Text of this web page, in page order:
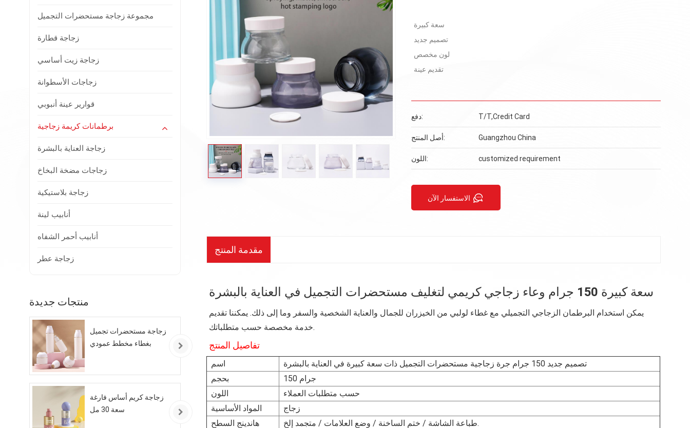
سعة كبيرة
تصميم جديد
لون مخصص
تقديم عينة
دفع: T/T,Credit Card
أصل المنتج: Guangzhou China
اللون: customized requirement
الاستفسار الآن
مقدمة المنتج
سعة كبيرة 150 جرام وعاء زجاجي كريمي لتغليف مستحضرات التجميل في العناية بالبشرة
يمكن استخدام البرطمان الزجاجي التجميلي مع غطاء لولبي من الخيزران للجمال والعناية الشخصية والسفر وما إلى ذلك. يمكننا تقديم
خدمة مخصصة حسب متطلباتك.
تفاصيل المنتج
اسم
تصميم جديد 150 جرام جرة زجاجية مستحضرات التجميل ذات سعة كبيرة في العناية بالبشرة
بحجم
150 جرام
اللون
حسب متطلبات العملاء
المواد الأساسية
زجاج
هاندينج السطح
طباعة الشاشة / ختم الساخنة / وضع العلامات / متجمد إلخ.
مجموعة زجاجة مستحضرات التجميل
زجاجة قطارة
زجاجة زيت أساسي
زجاجات الأسطوانة
قوارير عينة أنبوبي
برطمانات كريمة زجاجية
زجاجة العناية بالبشرة
زجاجات مضخة البخاخ
زجاجة بلاستيكية
أنابيب لينة
أنابيب أحمر الشفاه
زجاجة عطر
منتجات جديدة
زجاجة مستحضرات تجميل
بغطاء مخطط عمودي
زجاجة كريم أساس فارغة
سعة 30 مل